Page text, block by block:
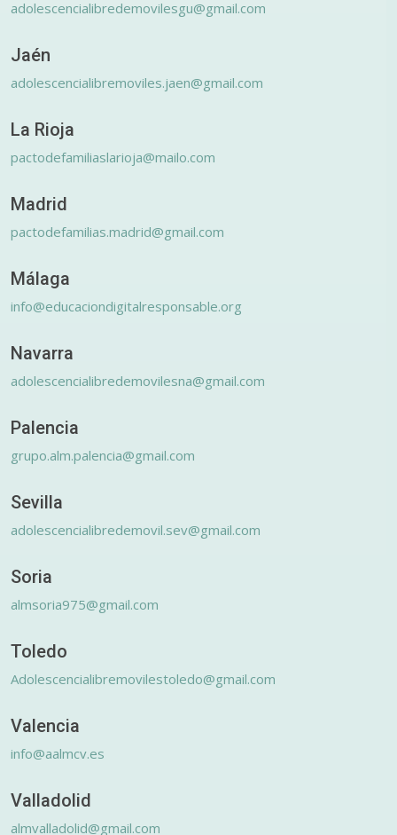
adolescencialibredemovilesgu@gmail.com
Jaén
adolescencialibremoviles.jaen@gmail.com
La Rioja
pactodefamiliaslarioja@mailo.com
Madrid
pactodefamilias.madrid@gmail.com
Málaga
info@educaciondigitalresponsable.org
Navarra
adolescencialibredemovilesna@gmail.com
Palencia
grupo.alm.palencia@gmail.com
Sevilla
adolescencialibredemovil.sev@gmail.com
Soria
almsoria975@gmail.com
Toledo
Adolescencialibremovilestoledo@gmail.com
Valencia
info@aalmcv.es
Valladolid
almvalladolid@gmail.com